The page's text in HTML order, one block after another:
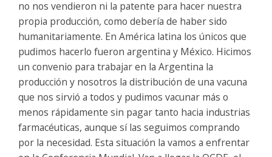
no nos vendieron ni la patente para hacer nuestra
propia producción, como debería de haber sido
humanitariamente. En América latina los únicos que
pudimos hacerlo fueron argentina y México. Hicimos
un convenio para trabajar en la Argentina la
producción y nosotros la distribución de una vacuna
que nos sirvió a todos y pudimos vacunar más o
menos rápidamente sin pagar tanto hacia industrias
farmacéuticas, aunque sí las seguimos comprando
por la necesidad. Esta situación la vamos a enfrentar